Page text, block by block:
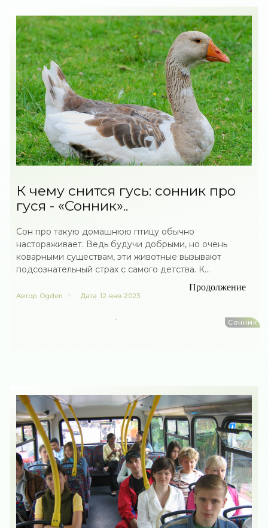
К чему снится гусь: сонник про
гуся - «Сонник»..
Сон про такую домашнюю птицу обычно
настораживает. Ведь будучи добрыми, но очень
коварными существам, эти животные вызывают
подсознательный страх с самого детства. К...
Продолжение
Автор Ogden Дата 12-янв-2023
Сонник